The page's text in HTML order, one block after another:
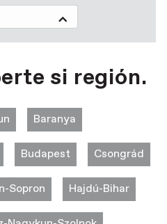
si región.
Baranya
Budapest Csongrád
Sopron Hajdú-Bihar